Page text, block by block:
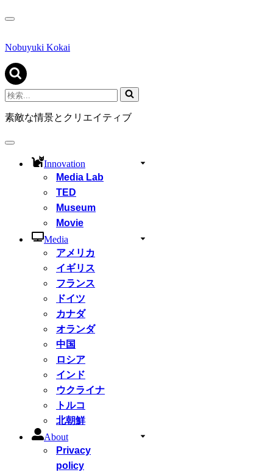
ナ
ゲ
シ
ョ
ン
メ
ニ
ュ
Nobuyuki Kokai
検
索...
素敵な情景とクリエイティブ
ナ
Innovation
Media Lab
TED
Museum
Movie
Media
アメリカ
イギリス
フランス
ドイツ
カナダ
オランダ
中国
ロシア
インド
ウクライナ
トルコ
北朝鮮
About
Privacy
policy